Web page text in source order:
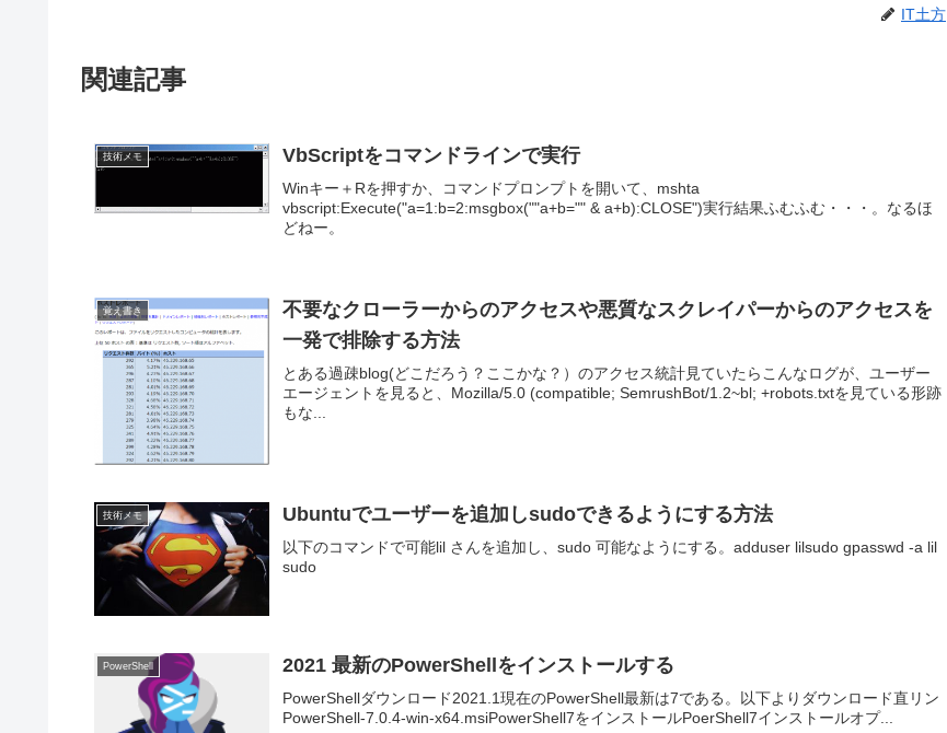
IT土方
関連記事
技術メモ VbScriptをコマンドラインで実行
Winキー＋Rを押すか、コマンドプロンプトを開いて、mshta
vbscript:Execute("a=1:b=2:msgbox(""a+b="" & a+b):CLOSE")実行結果ふむふむ・・・。なるほ
どねー。
覚え書き
不要なクローラーからのアクセスや悪質なスクレイパーからのアクセスを
一発で排除する方法
とある過疎blog(どこだろう？ここかな？）のアクセス統計見ていたらこんなログが、ユーザー
エージェントを見ると、Mozilla/5.0 (compatible; SemrushBot/1.2~bl; +robots.txtを見ている形跡
もな...
技術メモ Ubuntuでユーザーを追加しsudoできるようにする方法
以下のコマンドで可能lil さんを追加し、sudo 可能なようにする。adduser lilsudo gpasswd -a lil
sudo
PowerShell 2021 最新のPowerShellをインストールする
PowerShellダウンロード2021.1現在のPowerShell最新は7である。以下よりダウンロード直リン
PowerShell-7.0.4-win-x64.msiPowerShell7をインストールPoerShell7インストールオプ...